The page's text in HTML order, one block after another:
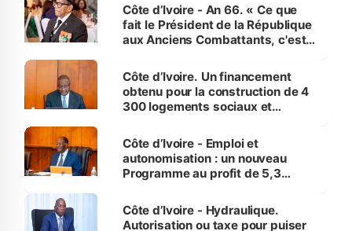
Côte d’Ivoire - An 66. « Ce que
fait le Président de la République
aux Anciens Combattants, c'est
Côte d’Ivoire. Un financement
obtenu pour la construction de 4
300 logements sociaux et
et Yamoussoukro
Côte d’Ivoire - Emploi et
autonomisation : un nouveau
Programme au profit de 5,3
Côte d’Ivoire - Hydraulique.
Autorisation ou taxe pour puiser